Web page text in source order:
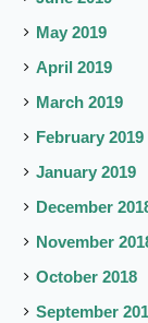
May 2019
April 2019
March 2019
February 2019
January 2019
December
November
October 2018
September